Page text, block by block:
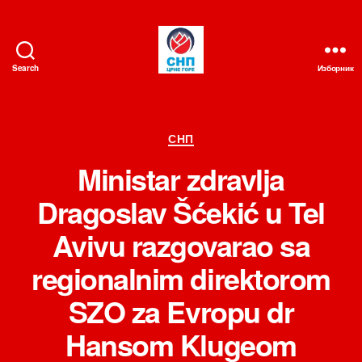
Search Изборник
Категорије
СНП
Ministar zdravlja
Dragoslav Šćekić u Tel
Avivu razgovarao sa
regionalnim direktorom
SZO za Evropu dr
Hansom Klugeom